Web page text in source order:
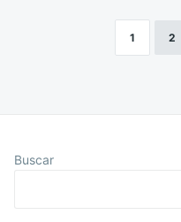
Paginación
1 2
Buscar